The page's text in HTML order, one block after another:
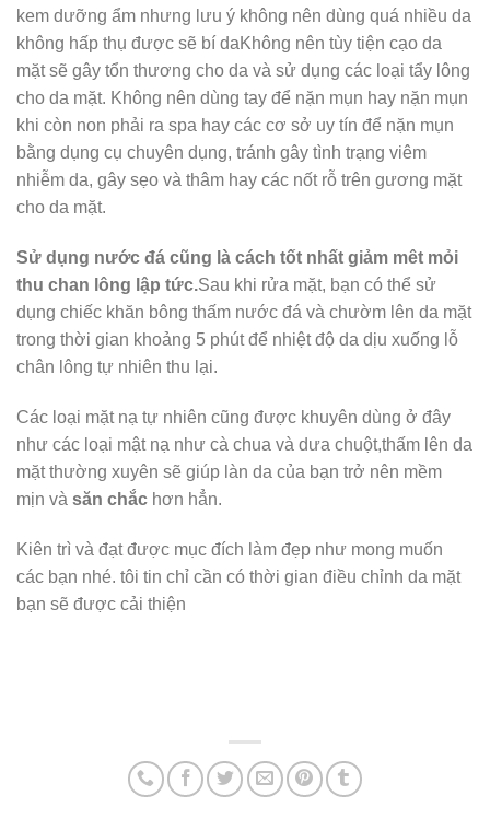
kem dưỡng ẩm nhưng lưu ý không nên dùng quá nhiều da
không hấp thụ được sẽ bí daKhông nên tùy tiện cạo da
mặt sẽ gây tổn thương cho da và sử dụng các loại tẩy lông
cho da mặt. Không nên dùng tay để nặn mụn hay nặn mụn
khi còn non phải ra spa hay các cơ sở uy tín để nặn mụn
bằng dụng cụ chuyên dụng, tránh gây tình trạng viêm
nhiễm da, gây sẹo và thâm hay các nốt rỗ trên gương mặt
cho da mặt.
Sử dụng nước đá cũng là cách tốt nhất giảm mêt mỏi
thu chan lông lập tức.Sau khi rửa mặt, bạn có thể sử
dụng chiếc khăn bông thấm nước đá và chườm lên da mặt
trong thời gian khoảng 5 phút để nhiệt độ da dịu xuống lỗ
chân lông tự nhiên thu lại.
Các loại mặt nạ tự nhiên cũng được khuyên dùng ở đây
như các loại mật nạ như cà chua và dưa chuột,thấm lên da
mặt thường xuyên sẽ giúp làn da của bạn trở nên mềm
mịn và săn chắc hơn hẳn.
Kiên trì và đạt được mục đích làm đẹp như mong muốn
các bạn nhé. tôi tin chỉ cần có thời gian điều chỉnh da mặt
bạn sẽ được cải thiện